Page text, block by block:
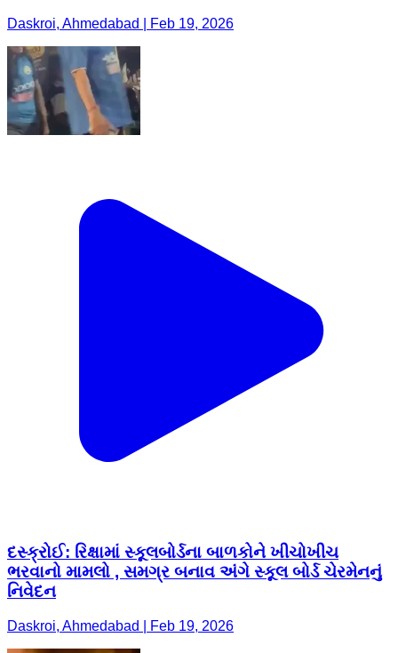
Daskroi, Ahmedabad | Feb 19, 2026
દસ્ક્રોઈ: રિક્ષામાં સ્કૂલબોર્ડના બાળકોને ખીચોખીચ
ભરવાનો મામલો , સમગ્ર બનાવ અંગે સ્કૂલ બોર્ડ ચેરમેનનું
નિવેદન
Daskroi, Ahmedabad | Feb 19, 2026